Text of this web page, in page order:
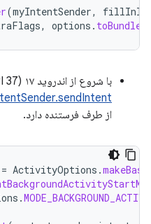
(myIntentSender,
, options . toBundle
با شروع از اندروید ۱۷ (API 37+) استفاده از
از طرف فرستنده دارد.
= ActivityOptions .
.